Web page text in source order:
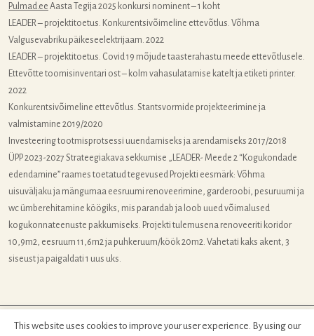
Pulmad.ee Aasta Tegija 2025 konkursi nominent – 1 koht
LEADER – projektitoetus. Konkurentsivõimeline ettevõtlus. Võhma
Valgusevabriku päikeseelektrijaam. 2022
LEADER – projektitoetus. Covid 19 mõjude taasterahastu meede ettevõtlusele.
Ettevõtte toomisinventari ost – kolm vahasulatamise katelt ja etiketi printer.
2022
Konkurentsivõimeline ettevõtlus. Stantsvormide projekteerimine ja
valmistamine 2019/2020
Investeering tootmisprotsessi uuendamiseks ja arendamiseks 2017/2018
ÜPP 2023-2027 Strateegiakava sekkumise „LEADER- Meede 2 “Kogukondade
edendamine” raames toetatud tegevused Projekti eesmärk: Võhma
uisuväljaku ja mängumaa eesruumi renoveerimine, garderoobi, pesuruumi ja
wc ümberehitamine köögiks, mis parandab ja loob uued võimalused
kogukonnateenuste pakkumiseks. Projekti tulemusena renoveeriti koridor
10,9m2, eesruum 11,6m2 ja puhkeruum/köök 20m2. Vahetati kaks akent, 3
siseust ja paigaldati 1 uus uks.
OÜ Gift Line ja OÜ Eesti Valgus
This website uses cookies to improve your user experience. By using our